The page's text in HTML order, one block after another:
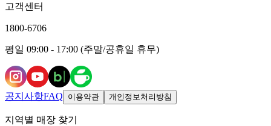
고객센터
1800-6706
평일 09:00 - 17:00 (주말/공휴일 휴무)
공지사항FAQ 이용약관 개인정보처리방침
지역별 매장 찾기